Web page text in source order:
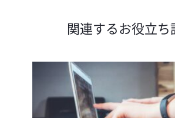
関連するお役立ち